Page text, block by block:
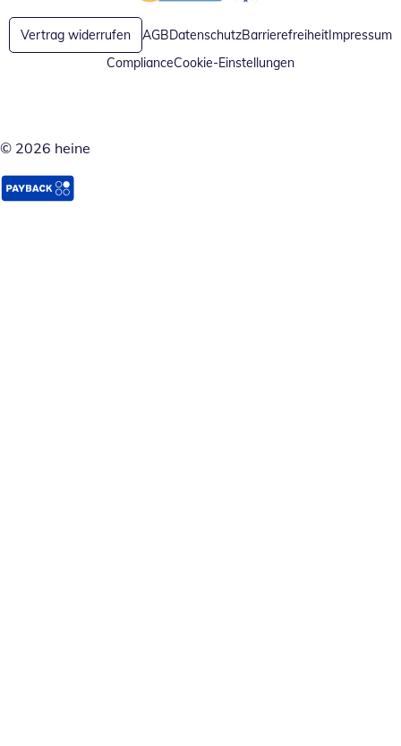
Vertrag widerrufen AGBDatenschutzBarrierefreiheitImpressum
ComplianceCookie-Einstellungen
© 2026 heine